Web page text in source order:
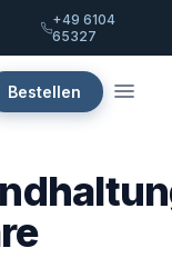
+49 6104
65327
Bestellen